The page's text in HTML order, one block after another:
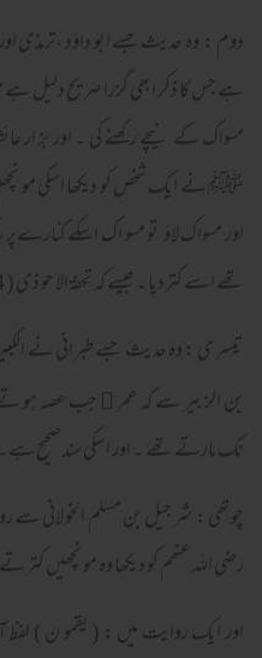
دوم : وہ حدیث جسے ابو داؤد ،ترمذی
ہے جس کا ذکر ابھی گزرا صریح دلیل ہے
مسواک کے نیچے رکھنے کی ۔ اور بز ار
ﷺ نے ایک شخص کو دیکھا اسکی مو
اور مسواک لاؤ تو مسو اک اسکے
تھے اسے کتردیا ۔ جیسے کہ تحفۃالا حو ذی ( 4؍11) میں ہے ۔
بن الز بیر سے کہ عمر
جب عصہ ہو تے
نک مارتے تھے ۔ اور اسکی سند صحیح ہے ۔
چو تھی : شر جیل بن مسلم الخو لانی سے
رضی اللہ عنھم کو دیکھا وہ مو نچھیں کتر
اور ایک روایت میں : ( یقمو ن )